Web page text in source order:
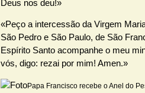
Deus nos deu!»
«Peço a intercessão da Virgem
São Pedro e São Paulo, de São
Espírito Santo acompanhe o meu
vós, digo: rezai por mim! Amen.»
Papa Francisco recebe o Anel do